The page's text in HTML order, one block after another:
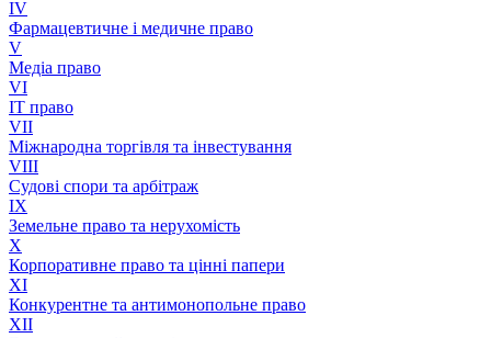
IV
Фармацевтичне і медичне право
V
Медіа право
VI
IT право
VII
Міжнародна торгівля та інвестування
VIII
Судові спори та арбітраж
IX
Земельне право та нерухомість
X
Корпоративне право та цінні папери
XI
Конкурентне та антимонопольне право
XII